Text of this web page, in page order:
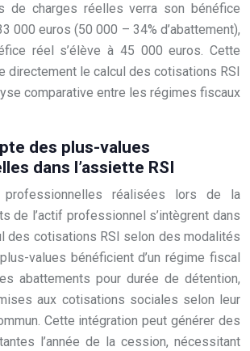
de charges réelles verra son bénéfice
000 euros (50 000 – 34% d’abattement),
réel s’élève à 45 000 euros. Cette
directement le calcul des cotisations RSI
comparative entre les régimes fiscaux
des plus-values
dans l’assiette RSI
professionnelles réalisées lors de la
de l’actif professionnel s’intègrent dans
des cotisations RSI selon des modalités
values bénéficient d’un régime fiscal
abattements pour durée de détention,
aux cotisations sociales selon leur
Cette intégration peut générer des
l’année de la cession, nécessitant